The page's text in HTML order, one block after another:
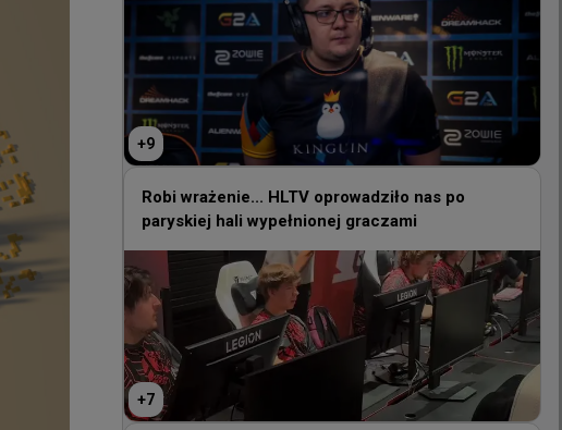
+9
Robi wrażenie... HLTV oprowadziło nas po
paryskiej hali wypełnionej graczami
+7
Apogee zgarnęło ostatnią rundę spotkania,
+9
Robi wrażenie... HLTV oprowadziło nas po
paryskiej hali wypełnionej graczami
+7